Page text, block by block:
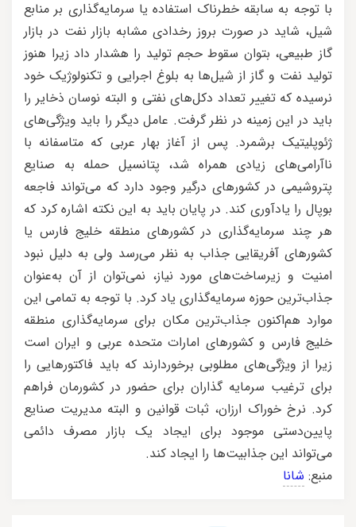
با توجه به سابقه خطرناک استفاده یا سرمایه‌گذاری بر منابع
شیل، شاید در صورت بروز رخدادی مشابه بازار نفت در بازار
گاز طبیعی، بتوان سقوط حجم تولید را هشدار داد زیرا هنوز
تولید نفت و گاز از شیل‌ها به بلوغ اجرایی و تکنولوژیک خود
نرسیده که تغییر تعداد دکل‌های نفتی و البته نوسان ذخایر را
باید در این زمینه در نظر گرفت. عامل دیگر را باید ویژگی‌های
ژئوپلیتیک برشمرد. پس از آغاز بهار عربی که متاسفانه با
ناآرامی‌های زیادی همراه شد، پتانسیل حمله به صنایع
پتروشیمی در کشورهای درگیر وجود دارد که می‌تواند فاجعه
بوپال را یادآوری کند. در پایان باید به این نکته اشاره کرد که
هر چند سرمایه‌گذاری در کشورهای منطقه خلیج فارس یا
کشورهای آفریقایی جذاب به نظر می‌رسد ولی به دلیل نبود
امنیت و زیرساخت‌های مورد نیاز، نمی‌توان از آن به‌عنوان
جذاب‌ترین حوزه سرمایه‌گذاری یاد کرد. با توجه به تمامی این
موارد هم‌اکنون جذاب‌ترین مکان برای سرمایه‌گذاری منطقه
خلیج فارس و کشورهای امارات متحده عربی و ایران است
زیرا از ویژگی‌های مطلوبی برخوردارند که باید فاکتورهایی را
برای ترغیب سرمایه گذاران برای حضور در کشورمان فراهم
کرد. نرخ خوراک ارزان، ثبات قوانین و البته مدیریت صنایع
پایین‌دستی موجود برای ایجاد یک بازار مصرف دائمی
می‌تواند این جذابیت‌ها را ایجاد کند.
منبع: شانا